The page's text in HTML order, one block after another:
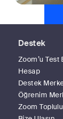
Destek
Zoom’u Test
Hesap
Destek
Öğrenim
Zoom